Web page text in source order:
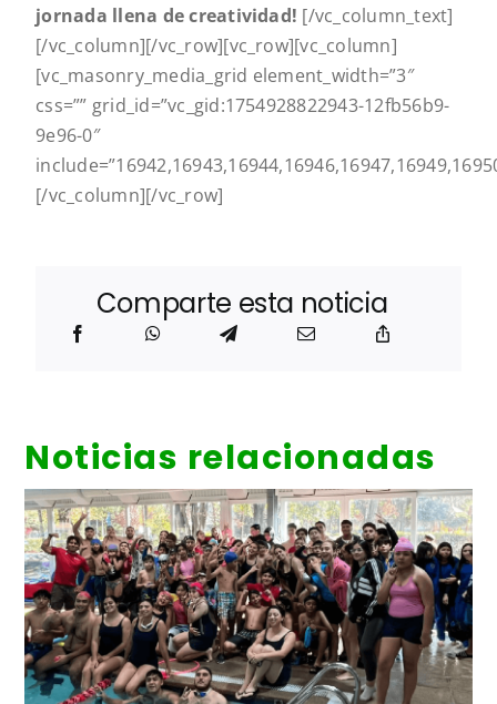
jornada llena de creatividad! [/vc_column_text]
[/vc_column][/vc_row][vc_row][vc_column]
[vc_masonry_media_grid element_width=”3″
css=”” grid_id=”vc_gid:1754928822943-12fb56b9-
9e96-0″
[/vc_column][/vc_row]
Comparte esta noticia
Noticias relacionadas